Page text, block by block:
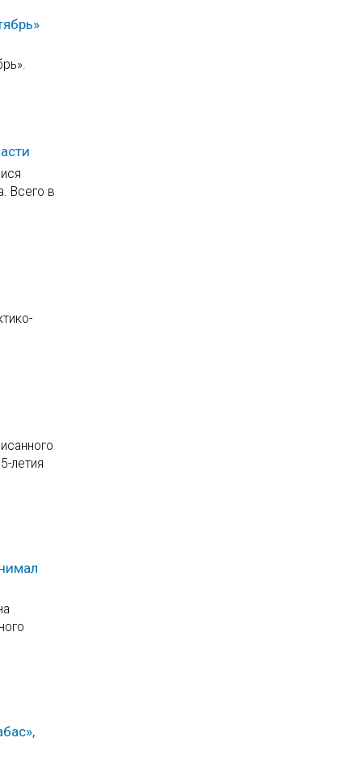
Всего в
летия